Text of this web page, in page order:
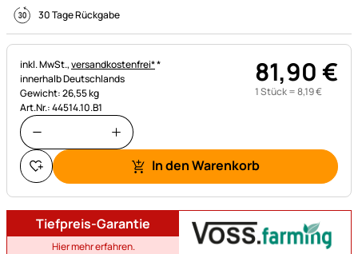
30 Tage Rückgabe
Steuerhinweis:
inkl. MwSt.,versandkostenfrei**
innerhalb Deutschlands
Gewicht: 26,55 kg
Art.Nr.: 44514.10.B1
81,90€
1 Stück =8,19€
In den Warenkorb
Tiefpreis-Garantie
Hier mehr erfahren.